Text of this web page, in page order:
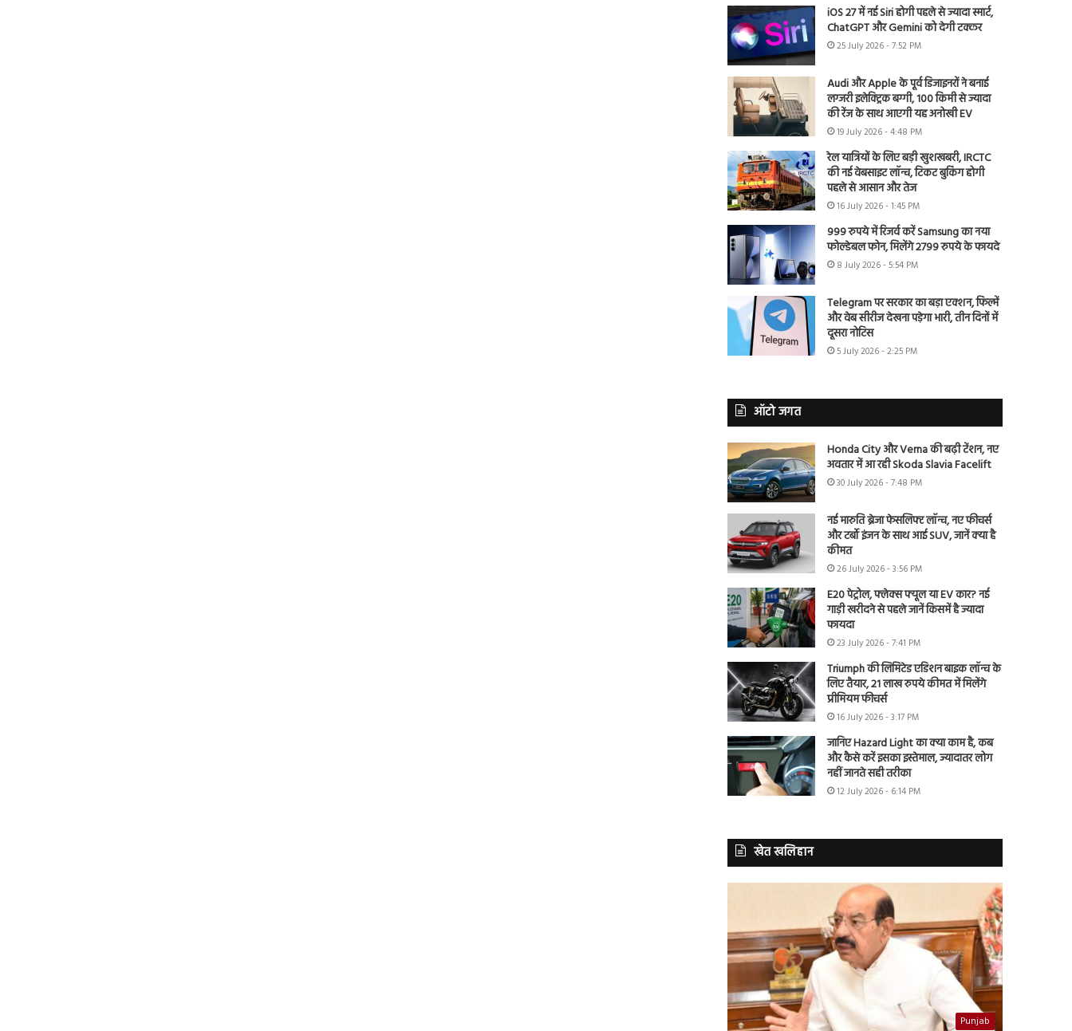
iOS 27 में नई Siri होगी पहले से ज्यादा स्मार्ट,
ChatGPT और Gemini को देगी टक्कर
25 July 2026 - 7:52 PM
Audi और Apple के पूर्व डिजाइनरों ने बनाई
लग्जरी इलेक्ट्रिक बग्गी, 100 किमी से ज्यादा
की रेंज के साथ आएगी यह अनोखी EV
19 July 2026 - 4:48 PM
रेल यात्रियों के लिए बड़ी खुशखबरी, IRCTC
की नई वेबसाइट लॉन्च, टिकट बुकिंग होगी
पहले से आसान और तेज
16 July 2026 - 1:45 PM
999 रुपये में रिजर्व करें Samsung का नया
फोल्डेबल फोन, मिलेंगे 2799 रुपये के फायदे
8 July 2026 - 5:54 PM
Telegram पर सरकार का बड़ा एक्शन, फिल्में
और वेब सीरीज देखना पड़ेगा भारी, तीन दिनों में
दूसरा नोटिस
5 July 2026 - 2:25 PM
ऑटो जगत
Honda City और Verna की बढ़ी टेंशन, नए
अवतार में आ रही Skoda Slavia Facelift
30 July 2026 - 7:48 PM
नई मारुति ब्रेजा फेसलिफ्ट लॉन्च, नए फीचर्स
और टर्बो इंजन के साथ आई SUV, जानें क्या है
कीमत
26 July 2026 - 3:56 PM
E20 पेट्रोल, फ्लेक्स फ्यूल या EV कार? नई
गाड़ी खरीदने से पहले जानें किसमें है ज्यादा
फायदा
23 July 2026 - 7:41 PM
Triumph की लिमिटेड एडिशन बाइक लॉन्च के
लिए तैयार, 21 लाख रुपये कीमत में मिलेंगे
प्रीमियम फीचर्स
16 July 2026 - 3:17 PM
जानिए Hazard Light का क्या काम है, कब
और कैसे करें इसका इस्तेमाल, ज्यादातर लोग
नहीं जानते सही तरीका
12 July 2026 - 6:14 PM
खेत खलिहान
Punjab